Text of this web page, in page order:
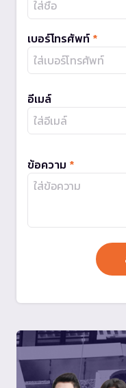
เบอร์โทรศัพท์ *
อีเมล์
ข้อความ *